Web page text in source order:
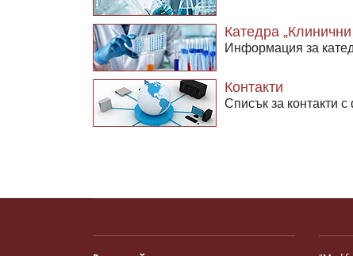
Катедра „Клинични
Информация за
Контакти
Списък за контакти